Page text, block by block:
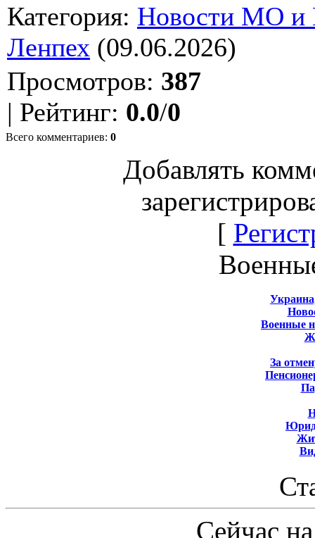
Категория: Новости МО
Ленпех (09.06.2026)
Просмотров: 387
| Рейтинг: 0.0/0
Всего комментариев: 0
Добавлять
[
Военные
За
Сейчас